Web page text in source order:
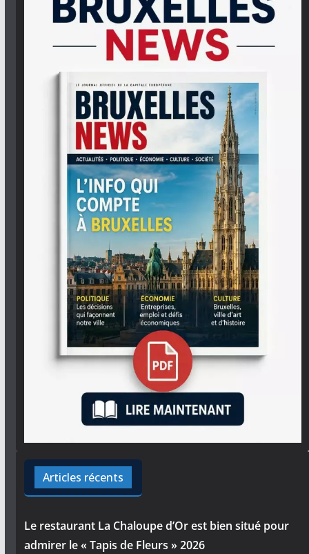
Articles récents
Le restaurant La Chaloupe d’Or est bien situé pour
admirer le « Tapis de Fleurs » 2026